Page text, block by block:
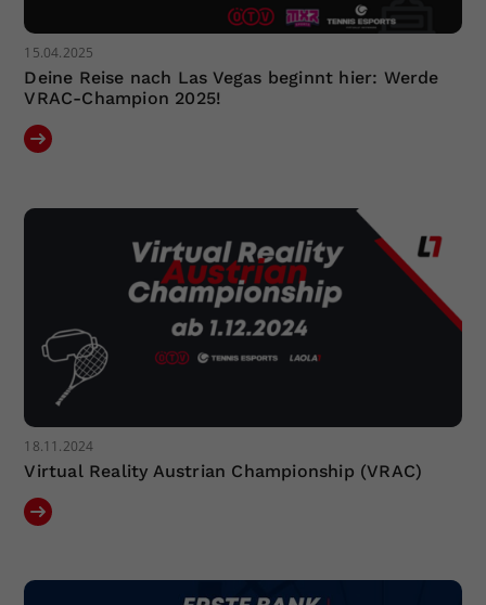
15.04.2025
Deine Reise nach Las Vegas beginnt hier: Werde
VRAC-Champion 2025!
18.11.2024
Virtual Reality Austrian Championship (VRAC)